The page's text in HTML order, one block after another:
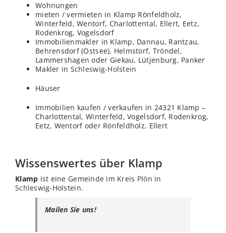
Wohnungen
mieten / vermieten in Klamp Rönfeldholz,
Winterfeld, Wentorf, Charlottental, Ellert, Eetz,
Rodenkrog, Vogelsdorf
Immobilienmakler in Klamp, Dannau, Rantzau,
Behrensdorf (Ostsee), Helmstorf, Tröndel,
Lammershagen oder Giekau, Lütjenburg, Panker
Makler in Schleswig-Holstein
Häuser
Immobilien kaufen / verkaufen in 24321 Klamp –
Charlottental, Winterfeld, Vogelsdorf, Rodenkrog,
Eetz, Wentorf oder Rönfeldholz, Ellert
Wissenswertes über Klamp
Klamp ist eine Gemeinde im Kreis Plön in
Schleswig-Holstein.
Mailen Sie uns!